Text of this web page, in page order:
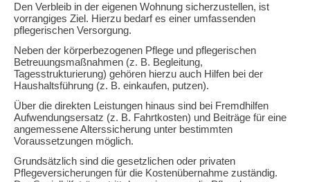
Den Verbleib in der eigenen Wohnung sicherzustellen, ist
vorrangiges Ziel. Hierzu bedarf es einer umfassenden
pflegerischen Versorgung.
Neben der körperbezogenen Pflege und pflegerischen
Betreuungsmaßnahmen (z. B. Begleitung,
Tagesstrukturierung) gehören hierzu auch Hilfen bei der
Haushaltsführung (z. B. einkaufen, putzen).
Über die direkten Leistungen hinaus sind bei Fremdhilfen
Aufwendungsersatz (z. B. Fahrtkosten) und Beiträge für eine
angemessene Alterssicherung unter bestimmten
Voraussetzungen möglich.
Grundsätzlich sind die gesetzlichen oder privaten
Pflegeversicherungen für die Kostenübernahme zuständig.